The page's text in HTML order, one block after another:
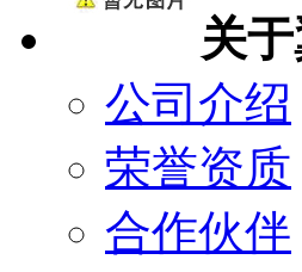
关
公司介绍
荣誉资质
合作伙伴